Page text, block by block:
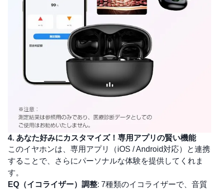
4. あなた好みにカスタマイズ！専用アプリの賢い機能
このイヤホンは、専用アプリ（iOS / Android対応）と連携
することで、さらにパーソナルな体験を提供してくれま
す。
EQ（イコライザー）調整: 7種類のイコライザーで、音質